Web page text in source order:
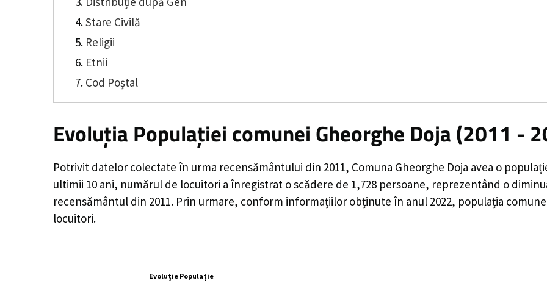
Stare Civilă
Religii
Etnii
Cod Poștal
Evoluția Populației comunei Gheorghe Doja (2011 -
Potrivit datelor colectate în urma recensământului din 2011, Comuna Gheorghe Doja avea o
ultimii 10 ani, numărul de locuitori a înregistrat oscădere de 1,728 persoane, reprezentând o
recensământul din 2011. Prin urmare, conform informațiilor obținute în anul 2022, populația
locuitori.
Evoluție Populație